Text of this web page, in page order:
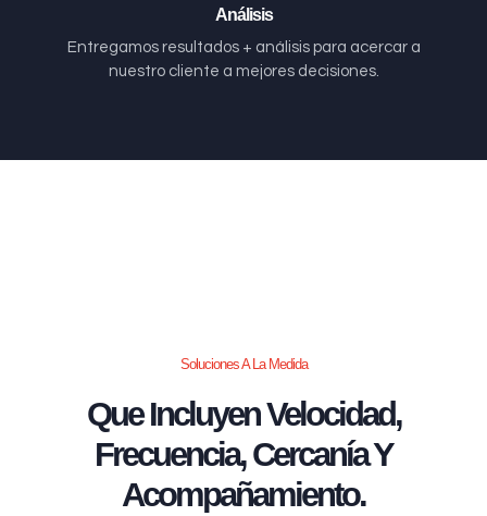
Análisis
Entregamos resultados + análisis para acercar a
nuestro cliente a mejores decisiones.
Soluciones A La Medida
Que Incluyen Velocidad,
Frecuencia, Cercanía Y
Acompañamiento.